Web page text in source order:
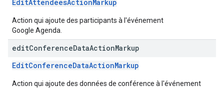
EditAttendeesActionMarkup
Action qui ajoute des participants à l'événement
Google Agenda.
editConferenceDataActionMarkup
EditConferenceDataActionMarkup
Action qui ajoute des données de conférence à l'événement